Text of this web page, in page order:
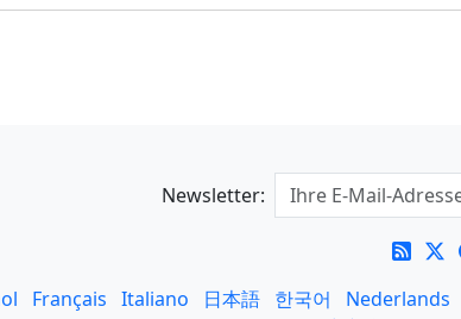
Newsletter:
Français Italiano 日本語 한국어 Nederlands